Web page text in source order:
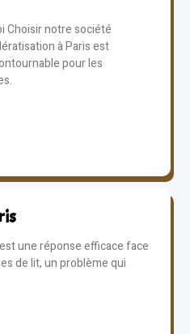
Choisir notre société
à Paris est
pour les
une réponse efficace face
de lit, un problème qui